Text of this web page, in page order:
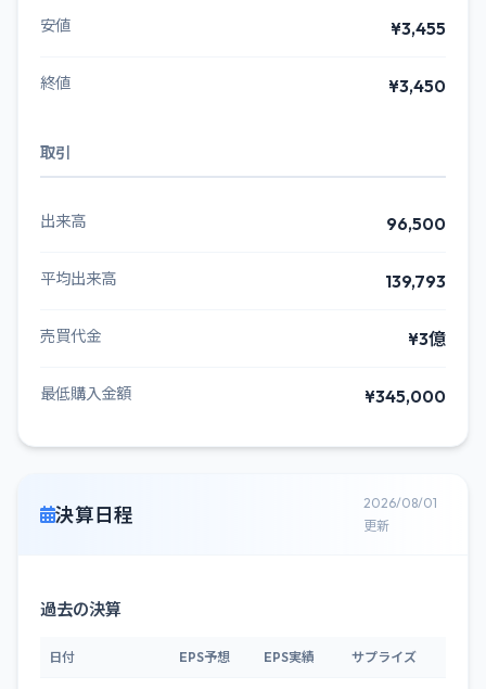
安値 ¥3,455
終値 ¥3,450
取引
出来高 96,500
平均出来高 139,793
売買代金 ¥3億
最低購入金額 ¥345,000
決算日程
2026/08/01
更新
過去の決算
日付 EPS予想 EPS実績 サプライズ